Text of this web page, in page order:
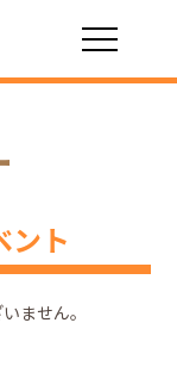
ント
ません。